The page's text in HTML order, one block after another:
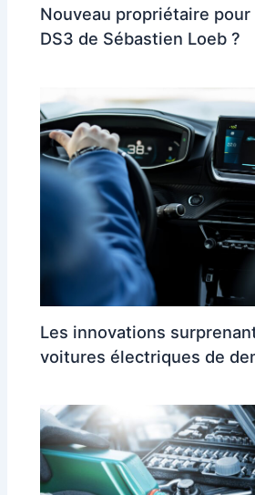
Nouveau propriétaire pour
DS3 de Sébastien Loeb ?
Les innovations
voitures électriques de